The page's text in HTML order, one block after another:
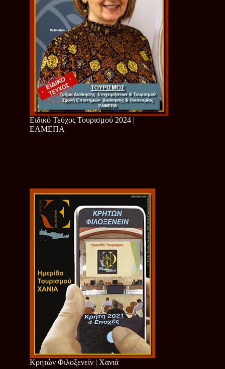
Ειδικό Τεύχος Τουρισμού 2024 |
ΕΛΜΕΠΑ
Κρητών Φιλοξενείν | Χανιά